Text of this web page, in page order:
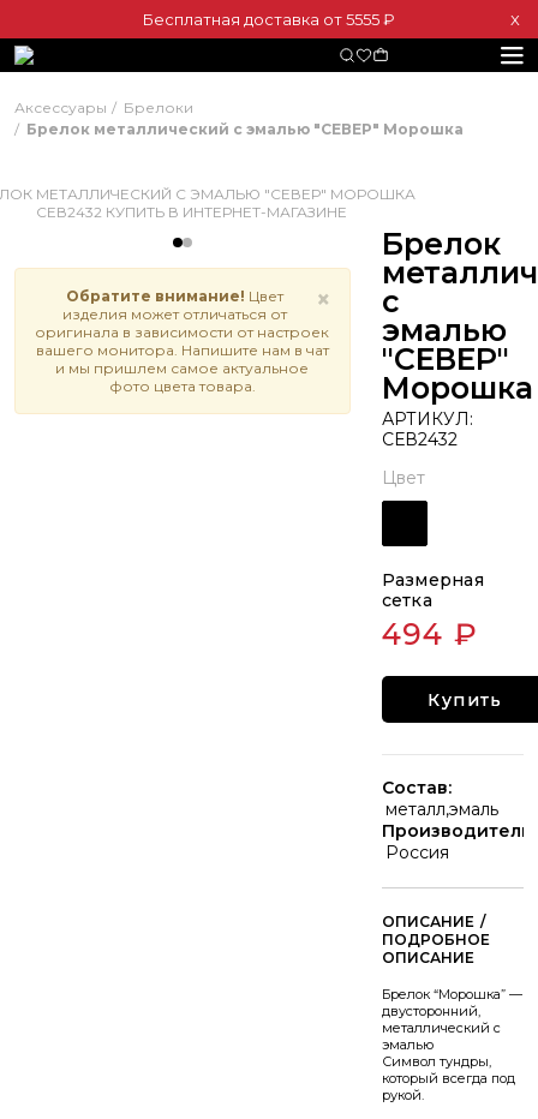
Бесплатная доставка от 5555 ₽ Х
Аксессуары
Брелоки
Брелок металлический с эмалью "СЕВЕР" Морошка
×
Обратите внимание! Цвет
изделия может отличаться от
оригинала в зависимости от настроек
вашего монитора. Напишите нам в чат
и мы пришлем самое актуальное
фото цвета товара.
Брелок
с
эмалью
"СЕВЕР"
Морошка
АРТИКУЛ:
СЕВ2432
Цвет
Размерная
сетка
494 ₽
Купить
Состав:
металл,эмаль
Производитель:
Россия
/
Брелок “Морошка” —
двусторонний,
металлический с
эмалью
Символ тундры,
который всегда под
рукой.